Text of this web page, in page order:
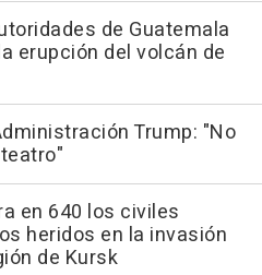
de Guatemala
erupción del volcán de
Trump: "No
en 640 los civiles
heridos en la invasión
de Kursk